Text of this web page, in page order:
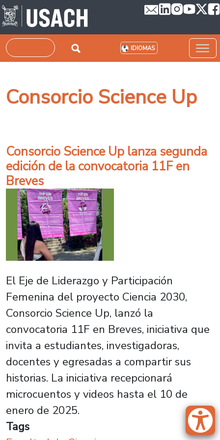
Pasar al contenido principal
Buscar IDIOMAS
Consorcio Science Up
Consorcio Science Up lanza segunda
edición de la convocatoria 11F en
Breves
El Eje de Liderazgo y Participación
Femenina del proyecto Ciencia 2030,
Consorcio Science Up, lanzó la
convocatoria 11F en Breves, iniciativa que
invita a estudiantes, investigadoras,
docentes y egresadas a compartir sus
historias. La iniciativa recepcionará
microcuentos y videos hasta el 10 de
enero de 2025.
Tags